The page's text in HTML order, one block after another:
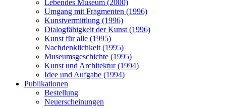
Lebendes Museum (2000)
Umgang mit Fragmenten (1996)
Kunstvermittlung (1996)
Dialogfähigkeit der Kunst (1996)
Kunst für alle (1995)
Nachdenklichkeit (1995)
Museumsgeschichte (1995)
Kunst und Architektur (1994)
Idee und Aufgabe (1994)
Publikationen
Bestellung
Neuerscheinungen